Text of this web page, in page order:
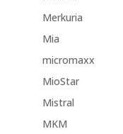
Merkuria
Mia
micromaxx
MioStar
Mistral
MKM